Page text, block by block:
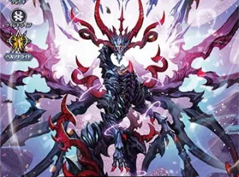
最新弾
【DZ】ブースター
【DZ】その他ブースター
【DZ】デッキなど
【D】ブースター